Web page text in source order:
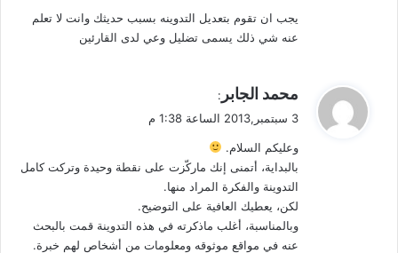
يجب ان تقوم بتعديل التدوينه بسبب حديثك وانت لا تعلم
عنه شي ذلك يسمى تضليل وعي لدى القارئين
ل
محمد الجابر :
3 سبتمبر,2013 الساعة 1:38 م
وعليكم السلام.
بالبداية، أتمنى إنك ماركّزت على نقطة وحيدة وتركت كامل
التدوينة والفكرة المراد منها.
لكن، يعطيك العافية على التوضيح.
وبالمناسبة، أغلب ماذكرته في هذه التدوينة قمت بالبحث
عنه في مواقع موثوقه ومعلومات من أشخاص لهم خبرة.